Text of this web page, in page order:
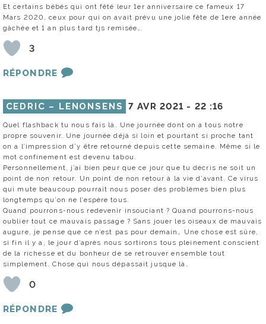
Et certains bébés qui ont fêté leur 1er anniversaire ce fameux 17
Mars 2020, ceux pour qui on avait prévu une jolie fête de 1ere année
gâchée et 1 an plus tard tjs remisée….
3
RÉPONDRE
CEDRIC – LENONSENS 7 AVR 2021 - 22 :16
Quel flashback tu nous fais là. Une journée dont on a tous notre
propre souvenir. Une journée déjà si loin et pourtant si proche tant
on a l’impression d’y être retourné depuis cette semaine. Même si le
mot confinement est devenu tabou.
Personnellement, j’ai bien peur que ce jour que tu décris ne soit un
point de non retour. Un point de non retour à la vie d’avant. Ce virus
qui mute beaucoup pourrait nous poser des problèmes bien plus
longtemps qu’on ne l’espère tous.
Quand pourrons-nous redevenir insouciant ? Quand pourrons-nous
oublier tout ce mauvais passage ? Sans jouer les oiseaux de mauvais
augure, je pense que ce n’est pas pour demain… Une chose est sûre,
si fin il y a, le jour d’après nous sortirons tous pleinement conscient
de la richesse et du bonheur de se retrouver ensemble tout
simplement. Chose qui nous dépassait jusque là.
0
RÉPONDRE